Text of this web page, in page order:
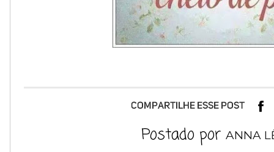
Postado por ANNA